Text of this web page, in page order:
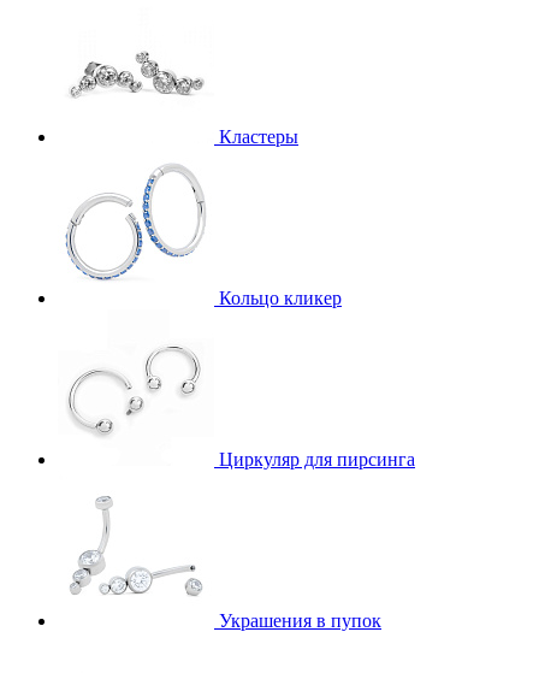
Кластеры
Кольцо кликер
Циркуляр для пирсинга
Украшения в пупок